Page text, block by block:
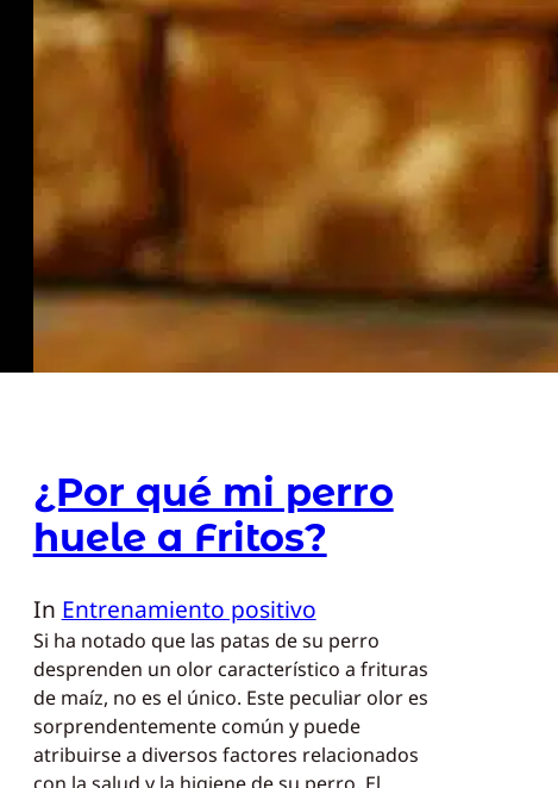
¿Por qué mi perro
huele a Fritos?
In Entrenamiento positivo
Si ha notado que las patas de su perro
desprenden un olor característico a frituras
de maíz, no es el único. Este peculiar olor es
sorprendentemente común y puede
atribuirse a diversos factores relacionados